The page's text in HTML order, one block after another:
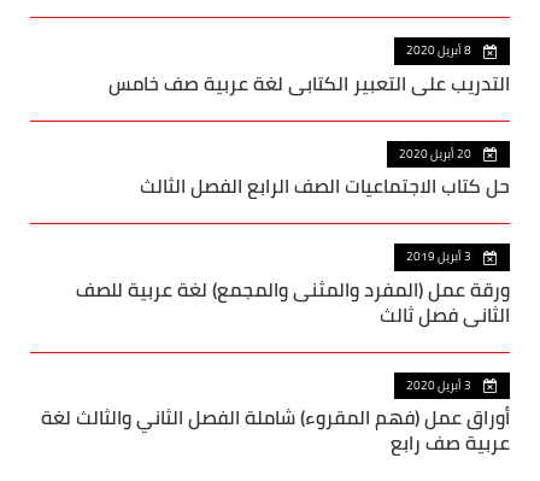
8 أبريل 2020
التدريب على التعبير الكتابي لغة عربية صف خامس
20 أبريل 2020
حل كتاب الاجتماعيات الصف الرابع الفصل الثالث
3 أبريل 2019
ورقة عمل (المفرد والمثنى والمجمع) لغة عربية للصف
الثاني فصل ثالث
3 أبريل 2020
أوراق عمل (فهم المقروء) شاملة الفصل الثاني والثالث لغة
عربية صف رابع